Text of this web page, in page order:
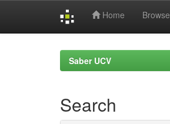
Home Browse
Saber UCV
Search